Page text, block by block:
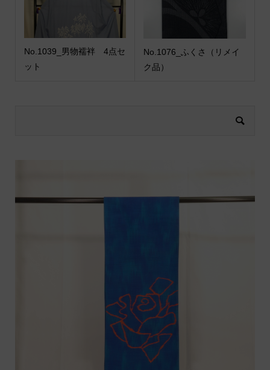
No.1039_男物襦袢 4点セ
ット
No.1076_ふくさ（リメイ
ク品）